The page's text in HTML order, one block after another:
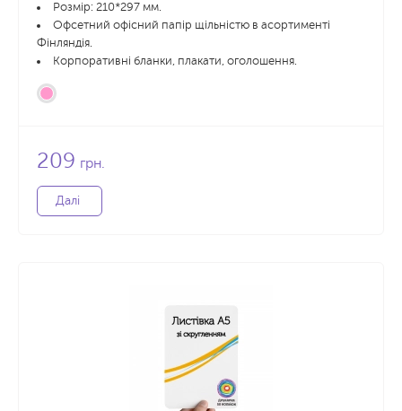
Розмір: 210*297 мм.
Офсетний офісний папір щільністю в асортименті
Фінляндія.
Корпоративні бланки, плакати, оголошення.
209 грн.
Далі